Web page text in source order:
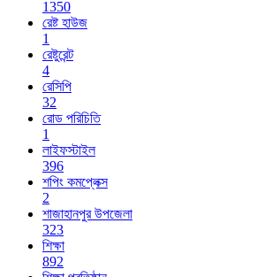
1350
রেষ্ট হাউজ
1
রেষ্টুরেন্ট
4
রেসিপি
32
রোড পরিচিতি
1
লাইফস্টাইল
396
শপিং কমপ্লেক্স
2
শাজাহানপুর উপজেলা
323
শিক্ষা
892